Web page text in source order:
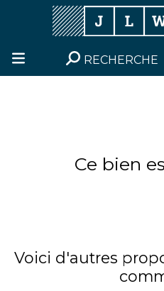
RECHERCHE
Ce bien
Voici d'autres